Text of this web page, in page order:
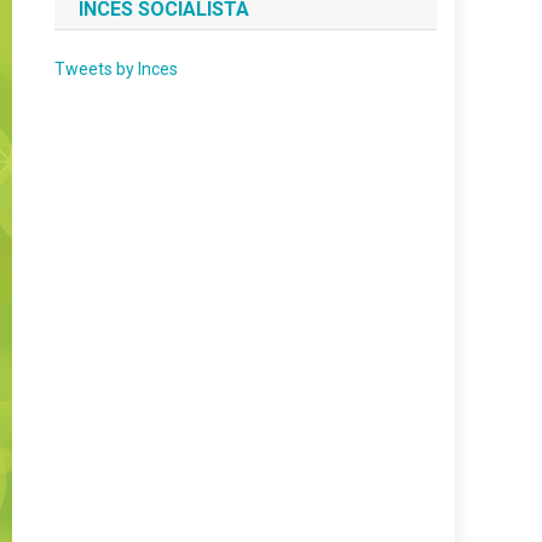
INCES SOCIALISTA
Tweets by Inces